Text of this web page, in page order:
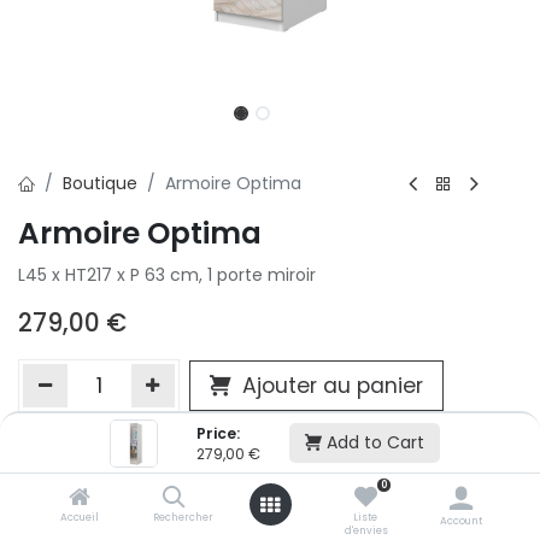
Price:
279,00 € Add to Cart
Accueil Rechercher
0
Liste
d'envies
Account
Boutique Armoire Optima
Armoire Optima
L45 x HT217 x P 63 cm, 1 porte miroir
279,00 €
Ajouter au panier
Ajouter à la liste d'envie
Si vous ne pouvez pas ajouter cet article dans votre panier
victime de son succès et momentanément indisponible.